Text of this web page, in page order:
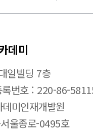
데미
일빌딩 7층
번호 : 220-86-
미인재개발원
울종로-0495호